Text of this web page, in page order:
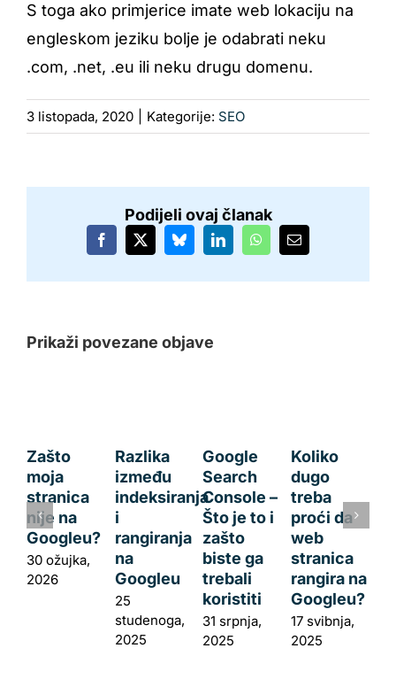
S toga ako primjerice imate web lokaciju na
engleskom jeziku bolje je odabrati neku
.com, .net, .eu ili neku drugu domenu.
3 listopada, 2020 Kategorije: SEO
Podijeli ovaj članak
Facebook
X BlueskyLinkedInWhatsAppEmail:
Prikaži povezane objave
Zašto
moja
stranica
nije na
Googleu?
30 ožujka,
2026
Razlika
između
indeksiranja
i
rangiranja
na
Googleu
25
studenoga,
2025
Google
Search
Console –
Što je to i
zašto
biste ga
trebali
koristiti
31 srpnja,
2025
Koliko
dugo
treba
proći da
web
stranica
rangira na
Googleu?
17 svibnja,
2025